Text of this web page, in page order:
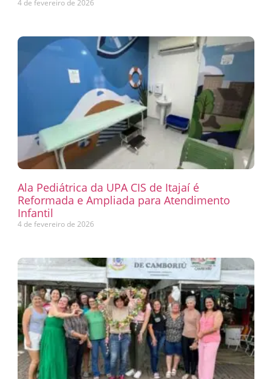
4 de fevereiro de 2026
Ala Pediátrica da UPA CIS de Itajaí é
Reformada e Ampliada para Atendimento
Infantil
4 de fevereiro de 2026